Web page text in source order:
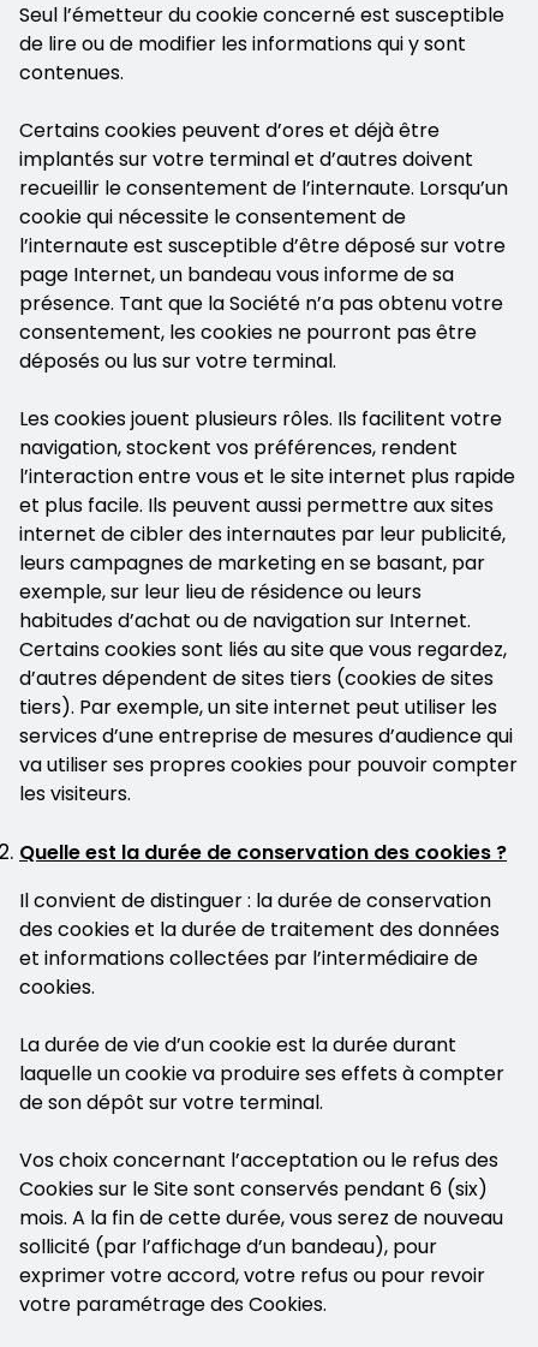
Seul l’émetteur du cookie concerné est susceptible
de lire ou de modifier les informations qui y sont
contenues.
Certains cookies peuvent d’ores et déjà être
implantés sur votre terminal et d’autres doivent
recueillir le consentement de l’internaute. Lorsqu’un
cookie qui nécessite le consentement de
l’internaute est susceptible d’être déposé sur votre
page Internet, un bandeau vous informe de sa
présence. Tant que la Société n’a pas obtenu votre
consentement, les cookies ne pourront pas être
déposés ou lus sur votre terminal.
Les cookies jouent plusieurs rôles. Ils facilitent votre
navigation, stockent vos préférences, rendent
l’interaction entre vous et le site internet plus rapide
et plus facile. Ils peuvent aussi permettre aux sites
internet de cibler des internautes par leur publicité,
leurs campagnes de marketing en se basant, par
exemple, sur leur lieu de résidence ou leurs
habitudes d’achat ou de navigation sur Internet.
Certains cookies sont liés au site que vous regardez,
d’autres dépendent de sites tiers (cookies de sites
tiers). Par exemple, un site internet peut utiliser les
services d’une entreprise de mesures d’audience qui
va utiliser ses propres cookies pour pouvoir compter
les visiteurs.
Quelle est la durée de conservation des cookies ?
Il convient de distinguer : la durée de conservation
des cookies et la durée de traitement des données
et informations collectées par l’intermédiaire de
cookies.
La durée de vie d’un cookie est la durée durant
laquelle un cookie va produire ses effets à compter
de son dépôt sur votre terminal.
Vos choix concernant l’acceptation ou le refus des
Cookies sur le Site sont conservés pendant 6 (six)
mois. A la fin de cette durée, vous serez de nouveau
sollicité (par l’affichage d’un bandeau), pour
exprimer votre accord, votre refus ou pour revoir
votre paramétrage des Cookies.